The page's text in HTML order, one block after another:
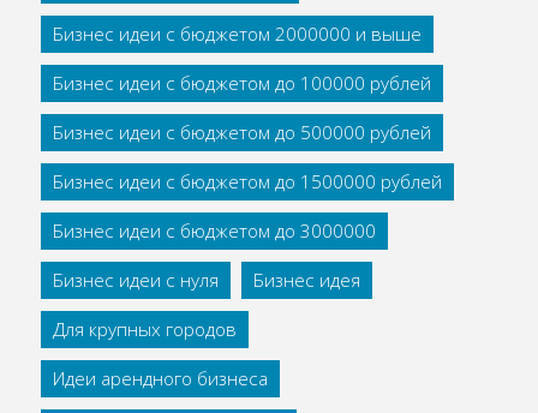
Бизнес идеи с бюджетом 2000000 и выше
Бизнес идеи с бюджетом до 100000 рублей
Бизнес идеи с бюджетом до 500000 рублей
Бизнес идеи с бюджетом до 1500000 рублей
Бизнес идеи с бюджетом до 3000000
Бизнес идеи с нуля
Бизнес идея
Для крупных городов
Идеи арендного бизнеса